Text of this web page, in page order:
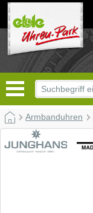
Armbanduhren
© 2026 - Based